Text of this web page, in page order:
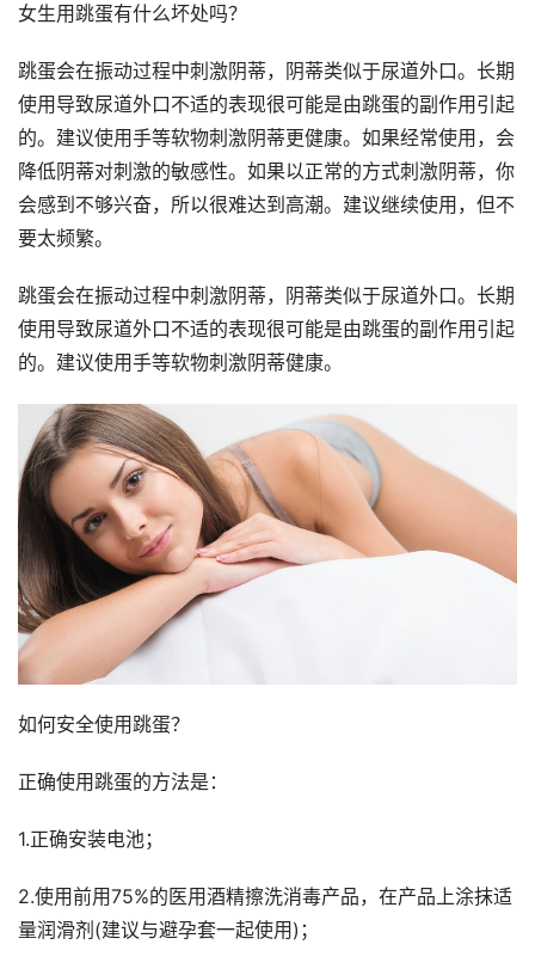
女生用跳蛋有什么坏处吗？
跳蛋会在振动过程中刺激阴蒂，阴蒂类似于尿道外口。长期
使用导致尿道外口不适的表现很可能是由跳蛋的副作用引起
的。建议使用手等软物刺激阴蒂更健康。如果经常使用，会
降低阴蒂对刺激的敏感性。如果以正常的方式刺激阴蒂，你
会感到不够兴奋，所以很难达到高潮。建议继续使用，但不
要太频繁。
跳蛋会在振动过程中刺激阴蒂，阴蒂类似于尿道外口。长期
使用导致尿道外口不适的表现很可能是由跳蛋的副作用引起
的。建议使用手等软物刺激阴蒂健康。
如何安全使用跳蛋？
正确使用跳蛋的方法是：
1.正确安装电池；
2.使用前用75%的医用酒精擦洗消毒产品，在产品上涂抹适
量润滑剂(建议与避孕套一起使用)；